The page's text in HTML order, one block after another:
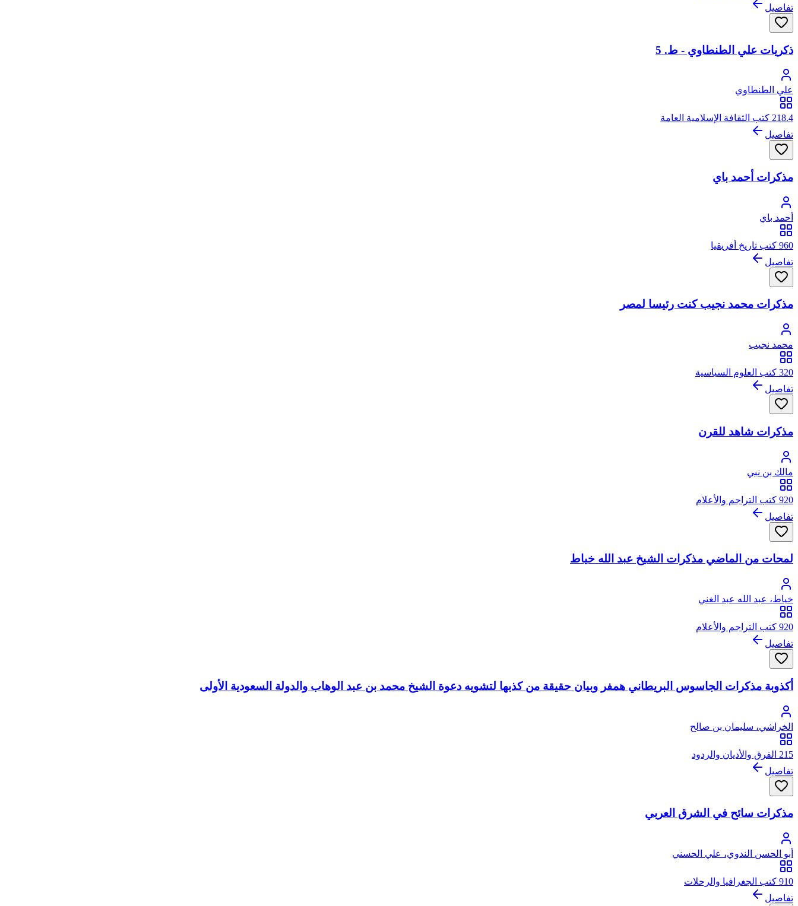
تفاصيل
ذكريات علي الطنطاوي - ط. 5
علي الطنطاوي
218.4 كتب الثقافة الإسلامية العامة
تفاصيل
مذكرات أحمد باي
أحمد باي
960 كتب تاريخ أفريقيا
تفاصيل
مذكرات محمد نجيب كنت رئيسا لمصر
محمد نجيب
320 كتب العلوم السياسية
تفاصيل
مذكرات شاهد للقرن
مالك بن نبي
920 كتب التراجم والأعلام
تفاصيل
لمحات من الماضي مذكرات الشيخ عبد الله خياط
خياط، عبد الله عبد الغني
920 كتب التراجم والأعلام
تفاصيل
أكذوبة مذكرات الجاسوس البريطاني همفر وبيان حقيقة من كذبها لتشويه دعوة الشيخ محمد بن عبد الوهاب والدولة السعودية الأولى
الخراشي، سليمان بن صالح
215 الفرق والأديان والردود
تفاصيل
مذكرات سائح في الشرق العربي
أبو الحسن الندوي، علي الحسني
910 كتب الجغرافيا والرحلات
تفاصيل